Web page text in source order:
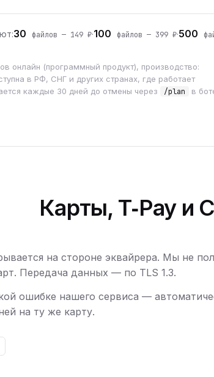
30 файлов — 149 ₽·100 файлов — 399 ₽·500
онлайн (программный продукт), производство:
в РФ, СНГ и других странах, где работает
каждые 30 дней до отмены через
/plan в
Карты, T‑Pay и
на стороне эквайрера. Мы не
Передача данных — по TLS 1.3.
ошибке нашего сервиса —
на ту же карту.